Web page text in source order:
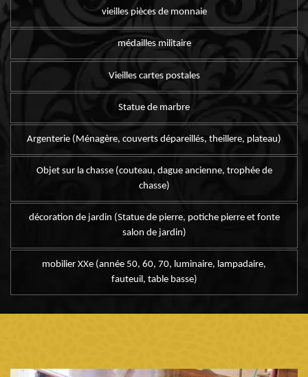
vieilles pièces de monnaie
médailles militaire
Vieilles cartes postales
Statue de marbre
Argenterie (Ménagère, couverts dépareillés, theillere, plateau)
Objet sur la chasse (couteau, dague ancienne, trophée de
chasse)
décoration de jardin (Statue de pierre, potiche pierre et fonte
salon de jardin)
mobilier XXe (année 50, 60, 70, luminaire, lampadaire,
fauteuil, table basse)